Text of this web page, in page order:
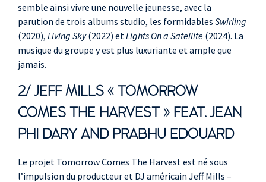
semble ainsi vivre une nouvelle jeunesse, avec la
parution de trois albums studio, les formidables Swirling
(2020), Living Sky(2022) etLights On a Satellite (2024). La
musique du groupe y est plus luxuriante et ample que
jamais.
2/ JEFF MILLS « TOMORROW
COMES THE HARVEST » FEAT. JEAN
PHI DARY AND PRABHU EDOUARD
Le projet Tomorrow Comes The Harvest est né sous
l’impulsion du producteur et DJ américain Jeff Mills –